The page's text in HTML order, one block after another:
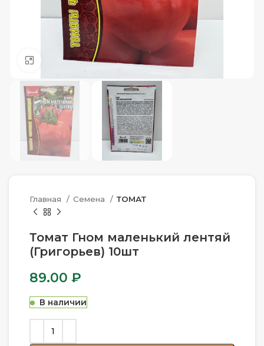
Нажмите, чтобы увеличить
Главная Семена ТОМАТ
Томат Гном маленький лентяй
(Григорьев) 10шт
89.00 ₽
В наличии